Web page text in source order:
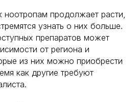
ноотропам продолжает расти,
узнать о них больше.
препаратов может
от региона и
из них можно приобрести
как другие требуют